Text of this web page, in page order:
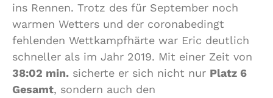
ins Rennen. Trotz des für September noch
warmen Wetters und der coronabedingt
fehlenden Wettkampfhärte war Eric deutlich
schneller als im Jahr 2019. Mit einer Zeit von
38:02 min. sicherte er sich nicht nur Platz 6
Gesamt, sondern auch den